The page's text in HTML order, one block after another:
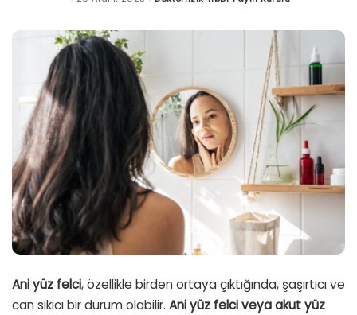
Ani yüz felci, özellikle birden ortaya çıktığında, şaşırtıcı ve
can sıkıcı bir durum olabilir. Ani yüz felci veya akut yüz